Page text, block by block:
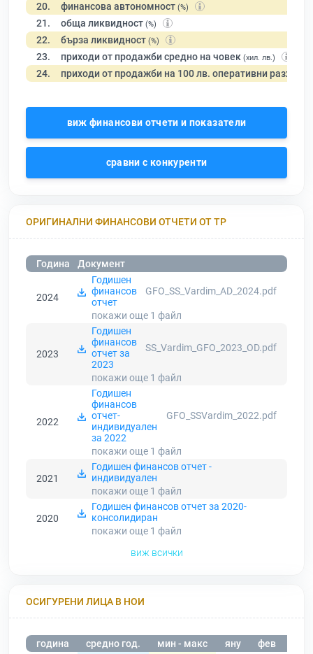
20. финансова автономност (%)
21. обща ликвидност (%)
22. бърза ликвидност (%)
23. приходи от продажби средно на човек (хил. лв.)
24. приходи от продажби на 100 лв. оперативни разходи
виж финансови отчети и показатели
сравни с конкуренти
ОРИГИНАЛНИ ФИНАНСОВИ ОТЧЕТИ ОТ ТР
Година Документ
2024
Годишен
финансов
отчет
GFO_SS_Vardim_AD_2024.pdf
покажи още 1 файл
2023
Годишен
финансов
отчет за
2023
SS_Vardim_GFO_2023_OD.pdf
покажи още 1 файл
2022
Годишен
финансов
отчет-
индивидуален
за 2022
GFO_SSVardim_2022.pdf
покажи още 1 файл
2021
Годишен финансов отчет -
индивидуален
покажи още 1 файл
2020
Годишен финансов отчет за 2020-
консолидиран
покажи още 1 файл
виж всички
ОСИГУРЕНИ ЛИЦА В НОИ
година средно год. мин - макс яну фев